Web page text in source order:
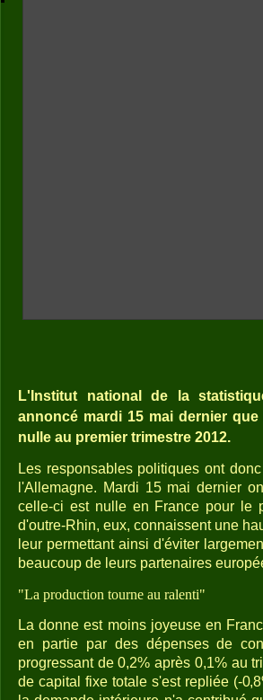
L'Institut national de la
annoncé mardi 15 mai dernier
nulle au premier trimestre 2012.
Les responsables politiques ont
l'Allemagne. Mardi 15 mai dernier
celle-ci est nulle en France pour le
d'outre-Rhin, eux, connaissent une
leur permettant ainsi d'éviter
beaucoup de leurs partenaires
"La production tourne au ralenti"
La donne est moins joyeuse en
en partie par des dépenses de
progressant de 0,2% après 0,1% au
de capital fixe totale s'est repliée (-